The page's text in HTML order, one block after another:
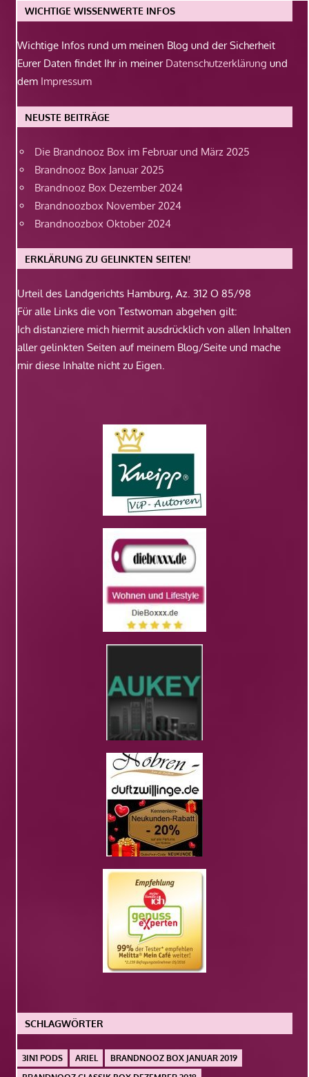
WICHTIGE WISSENWERTE INFOS
Wichtige Infos rund um meinen Blog und der Sicherheit
Eurer Daten findet Ihr in meiner Datenschutzerklärung und
dem Impressum
NEUSTE BEITRÄGE
Die Brandnooz Box im Februar und März 2025
Brandnooz Box Januar 2025
Brandnooz Box Dezember 2024
Brandnoozbox November 2024
Brandnoozbox Oktober 2024
ERKLÄRUNG ZU GELINKTEN SEITEN!
Urteil des Landgerichts Hamburg, Az. 312 O 85/98
Für alle Links die von Testwoman abgehen gilt:
Ich distanziere mich hiermit ausdrücklich von allen Inhalten
aller gelinkten Seiten auf meinem Blog/Seite und mache
mir diese Inhalte nicht zu Eigen.
SCHLAGWÖRTER
3IN1 PODS ARIEL
BRANDNOOZ BOX JANUAR 2019